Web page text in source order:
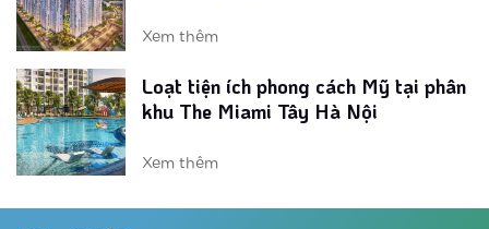
Xem thêm
Loạt tiện ích phong cách Mỹ tại phân
khu The Miami Tây Hà Nội
Xem thêm
Vinhomes ra mắt phân khu ‘chuẩn Mỹ’